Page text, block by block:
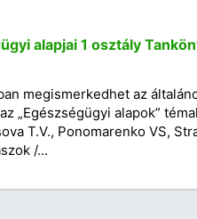
alapjai 1 osztály
megismerkedhet az
„Egészségügyi alapok”
T.V., Ponomarenko VS,
/...